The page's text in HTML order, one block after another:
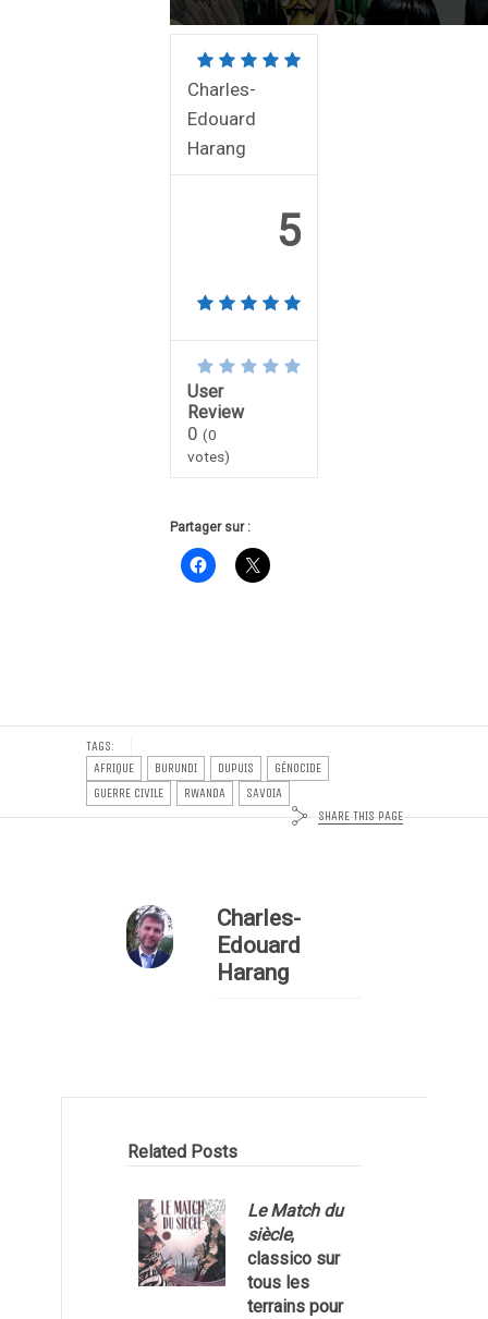
Charles-
Edouard
Harang
5
User
Review
0 (0
votes)
Partager sur :
TAGS:
AFRIQUE
BURUNDI DUPUIS
GÉNOCIDE
GUERRE CIVILE
RWANDA
SAVOIA
SHARE THIS PAGE
Charles-
Edouard
Harang
Related Posts
Le Match du
siècle,
classico sur
tous les
terrains pour